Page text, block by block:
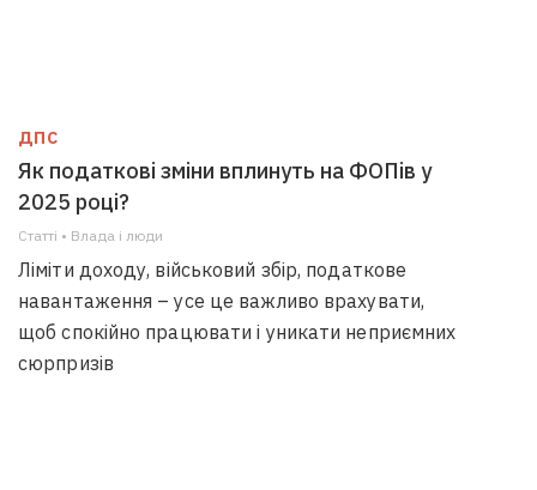
ДПС
Як податкові зміни вплинуть на ФОПів у
2025 році?
Статті • Влада i люди
Ліміти доходу, військовий збір, податкове
навантаження – усе це важливо врахувати,
щоб спокійно працювати і уникати неприємних
сюрпризів